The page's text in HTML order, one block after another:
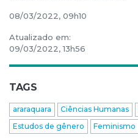
08/03/2022, 09h10
Atualizado em:
09/03/2022, 13h56
TAGS
araraquara Ciências Humanas
Estudos de gênero
Feminismo